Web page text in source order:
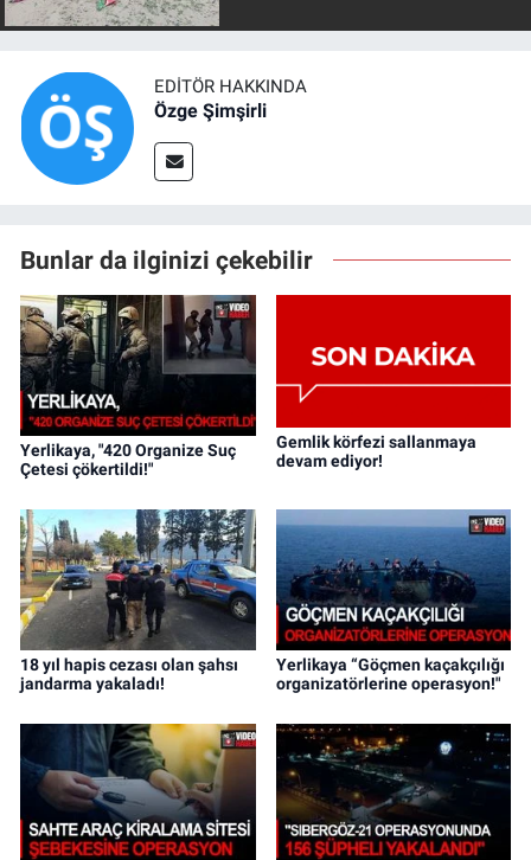
EDITÖR HAKKINDA
Özge Şimşirli
Bunlar da ilginizi çekebilir
Yerlikaya, "420 Organize Suç
Çetesi çökertildi!"
Gemlik körfezi sallanmaya
devam ediyor!
18 yıl hapis cezası olan şahsı
jandarma yakaladı!
Yerlikaya “Göçmen kaçakçılığı
organizatörlerine operasyon!"